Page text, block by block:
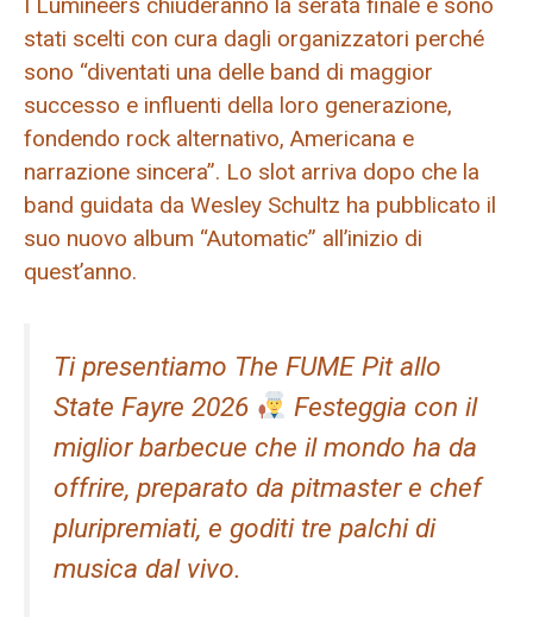
I Lumineers chiuderanno la serata finale e sono
stati scelti con cura dagli organizzatori perché
sono “diventati una delle band di maggior
successo e influenti della loro generazione,
fondendo rock alternativo, Americana e
narrazione sincera”. Lo slot arriva dopo che la
band guidata da Wesley Schultz ha pubblicato il
suo nuovo album “Automatic” all’inizio di
quest’anno.
Ti presentiamo The FUME Pit allo
State Fayre 2026
Festeggia con il
miglior barbecue che il mondo ha da
offrire, preparato da pitmaster e chef
pluripremiati, e goditi tre palchi di
musica dal vivo.